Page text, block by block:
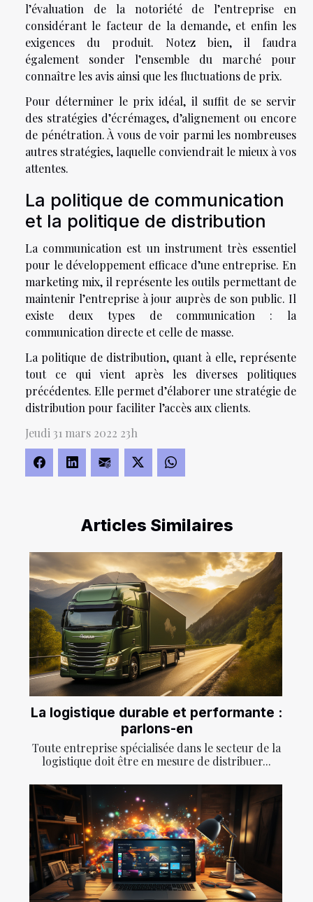
Articles Similaires
La logistique durable et performante :
parlons-en
Toute entreprise spécialisée dans le secteur de la
logistique doit être en mesure de distribuer...
l’évaluation de la notoriété de l’entreprise en
considérant le facteur de la demande, et enfin les
exigences du produit. Notez bien, il faudra
également sonder l’ensemble du marché pour
connaître les avis ainsi que les fluctuations de prix.
Pour déterminer le prix idéal, il suffit de se servir
des stratégies d’écrémages, d’alignement ou encore
de pénétration. À vous de voir parmi les nombreuses
autres stratégies, laquelle conviendrait le mieux à vos
attentes.
La politique de communication
et la politique de distribution
La communication est un instrument très essentiel
pour le développement efficace d’une entreprise. En
marketing mix, il représente les outils permettant de
maintenir l’entreprise à jour auprès de son public. Il
existe deux types de communication : la
communication directe et celle de masse.
La politique de distribution, quant à elle, représente
tout ce qui vient après les diverses politiques
précédentes. Elle permet d’élaborer une stratégie de
distribution pour faciliter l’accès aux clients.
Jeudi 31 mars 2022 23h